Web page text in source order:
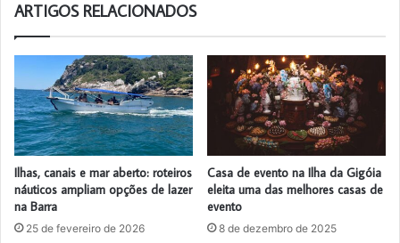
ARTIGOS RELACIONADOS
Ilhas, canais e mar aberto: roteiros
náuticos ampliam opções de lazer
na Barra
25 de fevereiro de 2026
Casa de evento na Ilha da Gigóia
eleita uma das melhores casas de
evento
8 de dezembro de 2025